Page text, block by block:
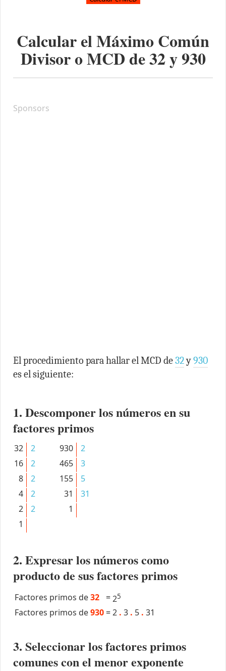
Calcular el Máximo Común
Divisor o MCD de32y930
Sponsors
El procedimiento para hallar el MCD de32y930
es el siguiente:
1. Descomponer los números en su
factores primos
32
2
16
2
8
2
4
2
2
2
1
930
2
465
3
155
5
31
31
1
2. Expresar los números como
producto de sus factores primos
Factores primos de32 =25
Factores primos de930 =2 . 3 . 5 . 31
3. Seleccionar los factores primos
comunes con el menor exponente